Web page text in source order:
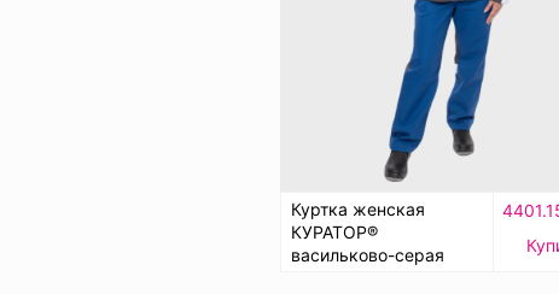
Куртка женская
КУРАТОР®
васильково-серая